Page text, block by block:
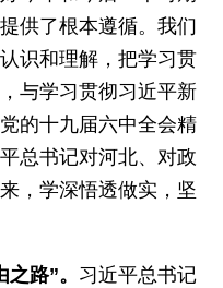
供了根本遵循。我们
识和理解，把学习贯
与学习贯彻习近平新
的十九届六中全会精
总书记对河北、对政
，学深悟透做实，坚
路”。 习近平总书记